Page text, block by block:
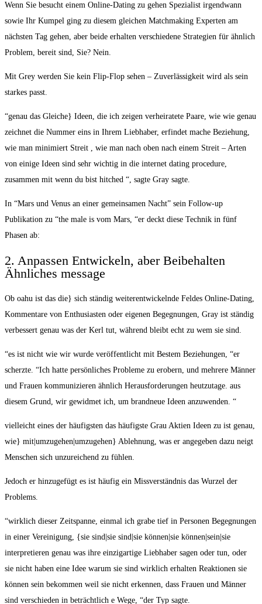
Wenn Sie besucht einem Online-Dating zu gehen Spezialist irgendwann
sowie Ihr Kumpel ging zu diesem gleichen Matchmaking Experten am
nächsten Tag gehen, aber beide erhalten verschiedene Strategien für ähnlich
Problem, bereit sind, Sie? Nein.
Mit Grey werden Sie kein Flip-Flop sehen – Zuverlässigkeit wird als sein
starkes passt.
“genau das Gleiche} Ideen, die ich zeigen verheiratete Paare, wie wie genau
zeichnet die Nummer eins in Ihrem Liebhaber, erfindet mache Beziehung,
wie man minimiert Streit , wie man nach oben nach einem Streit – Arten
von einige Ideen sind sehr wichtig in die internet dating procedure,
zusammen mit wenn du bist hitched “, sagte Gray sagte.
In “Mars und Venus an einer gemeinsamen Nacht” sein Follow-up
Publikation zu “the male is vom Mars, “er deckt diese Technik in fünf
Phasen ab:
2. Anpassen Entwickeln, aber Beibehalten
Ähnliches message
Ob oahu ist das die} sich ständig weiterentwickelnde Feldes Online-Dating,
Kommentare von Enthusiasten oder eigenen Begegnungen, Gray ist ständig
verbessert genau was der Kerl tut, während bleibt echt zu wem sie sind.
“es ist nicht wie wir wurde veröffentlicht mit Bestem Beziehungen, “er
scherzte. “Ich hatte persönliches Probleme zu erobern, und mehrere Männer
und Frauen kommunizieren ähnlich Herausforderungen heutzutage. aus
diesem Grund, wir gewidmet ich, um brandneue Ideen anzuwenden. “
vielleicht eines der häufigsten das häufigste Grau Aktien Ideen zu ist genau,
wie} mit|umzugehen|umzugehen} Ablehnung, was er angegeben dazu neigt
Menschen sich unzureichend zu fühlen.
Jedoch er hinzugefügt es ist häufig ein Missverständnis das Wurzel der
Problems.
“wirklich dieser Zeitspanne, einmal ich grabe tief in Personen Begegnungen
in einer Vereinigung, {sie sind|sie sind|sie können|sie können|sein|sie
interpretieren genau was ihre einzigartige Liebhaber sagen oder tun, oder
sie nicht haben eine Idee warum sie sind wirklich erhalten Reaktionen sie
können sein bekommen weil sie nicht erkennen, dass Frauen und Männer
sind verschieden in beträchtlich e Wege, “der Typ sagte.